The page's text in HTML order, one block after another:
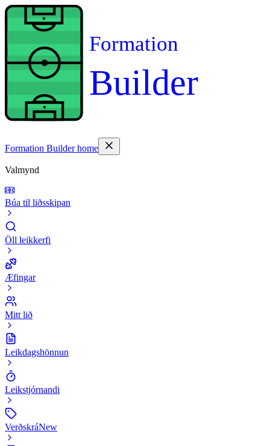
Formation
Builder
Formation Builder home
Valmynd
Búa til liðsskipan
Öll leikkerfi
Æfingar
Mitt lið
Leikdagshönnun
Leikstjórnandi
VerðskráNew